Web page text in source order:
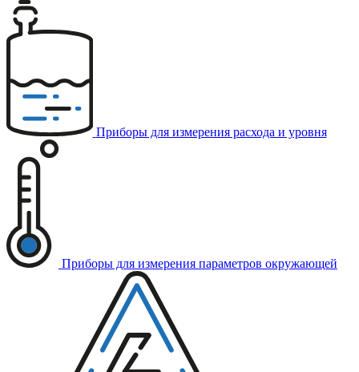
Приборы для измерения расхода и уровня
Приборы для измерения параметров окружающей